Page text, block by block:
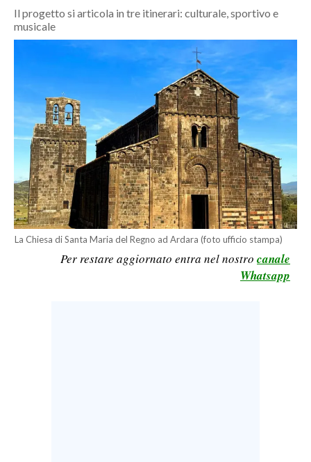
ITALIA
ECONOMIA
SERVIZI ALLE IMPRESE
LAVORO
BANDI
SPORT IN SARDEGNA
Il progetto si articola in tre itinerari: culturale, sportivo e
musicale
La Chiesa di Santa Maria del Regno ad Ardara (foto ufficio stampa)
Per restare aggiornato entra nel nostro canale
Whatsapp